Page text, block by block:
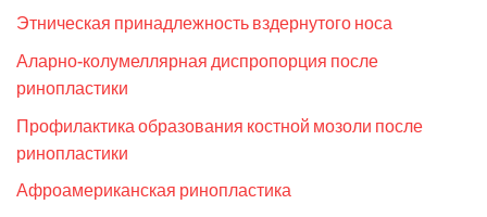
Этническая принадлежность вздернутого носа
Аларно-колумеллярная диспропорция после
ринопластики
Профилактика образования костной мозоли после
ринопластики
Афроамериканская ринопластика